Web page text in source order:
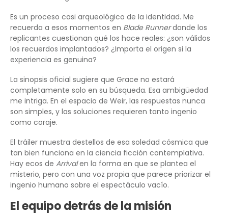
Es un proceso casi arqueológico de la identidad. Me
recuerda a esos momentos en Blade Runnerdonde los
replicantes cuestionan qué los hace reales: ¿son válidos
los recuerdos implantados? ¿Importa el origen si la
experiencia es genuina?
La sinopsis oficial sugiere que Grace no estará
completamente solo en su búsqueda. Esa ambigüedad
me intriga. En el espacio de Weir, las respuestas nunca
son simples, y las soluciones requieren tanto ingenio
como coraje.
El tráiler muestra destellos de esa soledad cósmica que
tan bien funciona en la ciencia ficción contemplativa.
Hay ecos de Arrivalen la forma en que se plantea el
misterio, pero con una voz propia que parece priorizar el
ingenio humano sobre el espectáculo vacío.
El equipo detrás de la misión